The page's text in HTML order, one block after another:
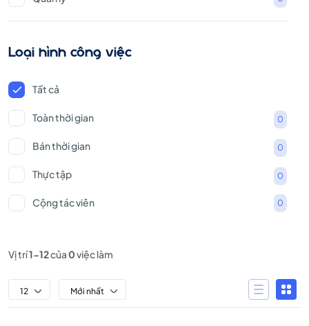
Loại hình công việc
Tất cả
Toàn thời gian 0
Bán thời gian 0
Thực tập 0
Cộng tác viên 0
Vị trí1-12của0việc làm
12 Mới nhất